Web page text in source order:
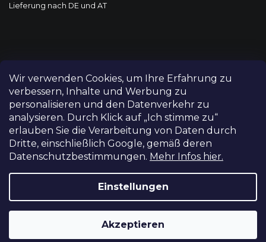
Wir verwenden Cookies, um Ihre Erfahrung zu
verbessern, Inhalte und Werbung zu
personalisieren und den Datenverkehr zu
analysieren. Durch Klick auf „Ich stimme zu“
erlauben Sie die Verarbeitung von Daten durch
Dritte, einschließlich Google, gemäß deren
Datenschutzbestimmungen. Mehr Infos hier.
Einstellungen
Akzeptieren
Lieferung nach DE und AT
Erstellt von Shoptet
Copyright 2026FILM-TECHNIKA. Alle Rechte vorbehalten.
Cookie-Einstellungen ändern